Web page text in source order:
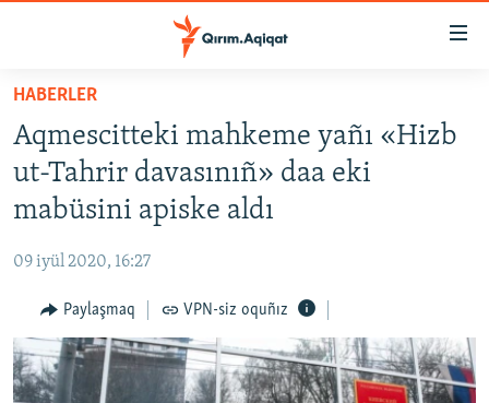
Esas
qaytmaq
Baş
navigatsiyağa
qaytmaq
Qıdıruvğa
qaytmaq
SİYASET
İQTİSADİYAT
MEDENİYET
İNSAN AQLARI
VİDEO
SÜRET
HABERLER
Aqmescitteki mahkeme yañı «Hizb
ut-Tahrir davasınıñ» daa eki
mabüsini apiske aldı
09 iyül 2020, 16:27
Paylaşmaq VPN-siz oquñız